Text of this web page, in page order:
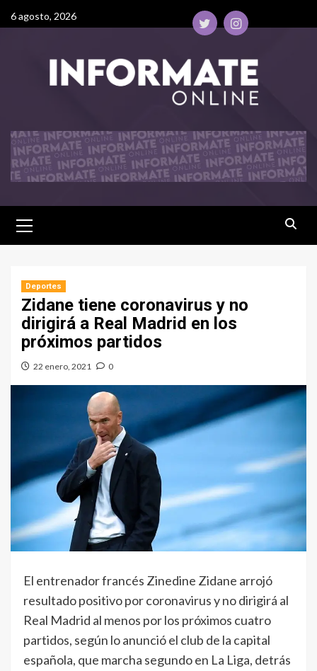
6 agosto, 2026
Deportes
Zidane tiene coronavirus y no
dirigirá a Real Madrid en los
próximos partidos
22 enero, 2021 0
El entrenador francés Zinedine Zidane arrojó
resultado positivo por coronavirus y no dirigirá al
Real Madrid al menos por los próximos cuatro
partidos, según lo anunció el club de la capital
española, que marcha segundo en La Liga, detrás